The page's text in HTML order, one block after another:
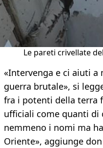
Le pareti crivellate
«Intervenga e ci aiuti a
guerra brutale», si
fra i potenti della terra
ufficiali come quanti di
nemmeno i nomi ma
Oriente», aggiunge